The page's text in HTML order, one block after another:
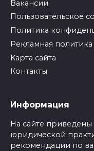
Вакансии
Пользовательское
Политика
Рекламная политика
Карта сайта
Контакты
Информация
На сайте
юридической
рекомендации по